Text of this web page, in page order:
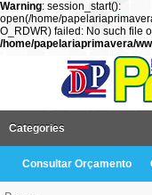
Warning: session_start():
open(/home/
O_RDWR) failed: No such file
/home/papelariaprimavera/
Categories
Consultar Orçamento